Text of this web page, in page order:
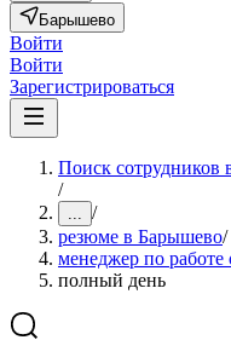
Барышево
Войти
Войти
Зарегистрироваться
Поиск сотрудников
/
... /
резюме в Барышево/
менеджер по
полный день